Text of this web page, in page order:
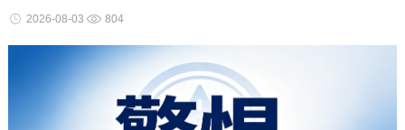
2026-08-03 804